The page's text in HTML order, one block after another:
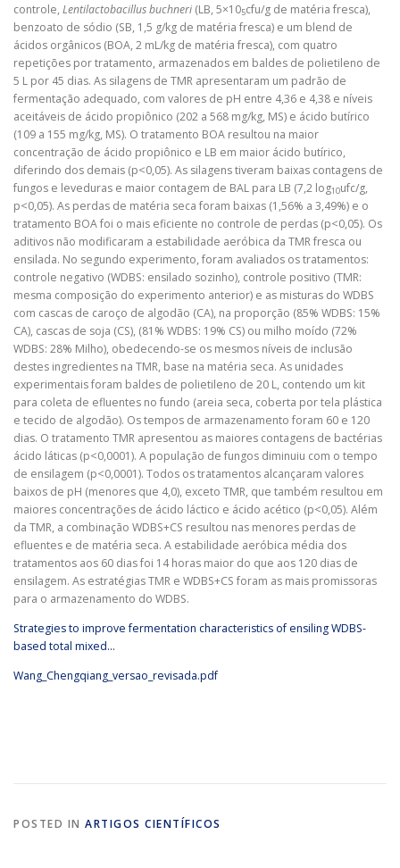
controle, Lentilactobacillus buchneri (LB, 5×105cfu/g de matéria fresca),
benzoato de sódio (SB, 1,5 g/kg de matéria fresca) e um blend de
ácidos orgânicos (BOA, 2 mL/kg de matéria fresca), com quatro
repetições por tratamento, armazenados em baldes de polietileno de
5 L por 45 dias. As silagens de TMR apresentaram um padrão de
fermentação adequado, com valores de pH entre 4,36 e 4,38 e níveis
aceitáveis de ácido propiônico (202 a 568 mg/kg, MS) e ácido butírico
(109 a 155 mg/kg, MS). O tratamento BOA resultou na maior
concentração de ácido propiônico e LB em maior ácido butírico,
diferindo dos demais (p<0,05). As silagens tiveram baixas contagens de
fungos e leveduras e maior contagem de BAL para LB (7,2 log10ufc/g,
p<0,05). As perdas de matéria seca foram baixas (1,56% a 3,49%) e o
tratamento BOA foi o mais eficiente no controle de perdas (p<0,05). Os
aditivos não modificaram a estabilidade aeróbica da TMR fresca ou
ensilada. No segundo experimento, foram avaliados os tratamentos:
controle negativo (WDBS: ensilado sozinho), controle positivo (TMR:
mesma composição do experimento anterior) e as misturas do WDBS
com cascas de caroço de algodão (CA), na proporção (85% WDBS: 15%
CA), cascas de soja (CS), (81% WDBS: 19% CS) ou milho moído (72%
WDBS: 28% Milho), obedecendo-se os mesmos níveis de inclusão
destes ingredientes na TMR, base na matéria seca. As unidades
experimentais foram baldes de polietileno de 20 L, contendo um kit
para coleta de efluentes no fundo (areia seca, coberta por tela plástica
e tecido de algodão). Os tempos de armazenamento foram 60 e 120
dias. O tratamento TMR apresentou as maiores contagens de bactérias
ácido láticas (p<0,0001). A população de fungos diminuiu com o tempo
de ensilagem (p<0,0001). Todos os tratamentos alcançaram valores
baixos de pH (menores que 4,0), exceto TMR, que também resultou em
maiores concentrações de ácido láctico e ácido acético (p<0,05). Além
da TMR, a combinação WDBS+CS resultou nas menores perdas de
efluentes e de matéria seca. A estabilidade aeróbica média dos
tratamentos aos 60 dias foi 14 horas maior do que aos 120 dias de
ensilagem. As estratégias TMR e WDBS+CS foram as mais promissoras
para o armazenamento do WDBS.
Strategies to improve fermentation characteristics of ensiling WDBS-
based total mixed…
Wang_Chengqiang_versao_revisada.pdf
POSTED IN ARTIGOS CIENTÍFICOS